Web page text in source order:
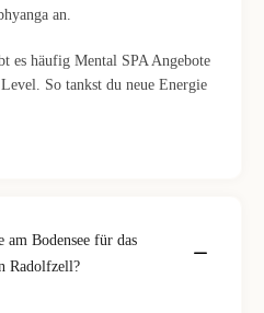
an.
es häufig Mental SPA Angebote
So tankst du neue Energie
Bodensee für das
Radolfzell?